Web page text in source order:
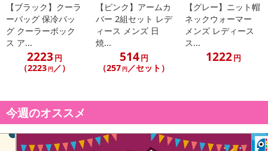
■その他共通および商品カテゴリー別注意事項（※必ずご確認くだ
さい）
【ブラック】クーラ
ーバッグ 保冷バッ
グ クーラーボック
ス ア...
2223円
（2223 円／）
【ピンク】アームカ
バー 2組セット レデ
ィース メンズ 日
焼...
514円
（257 円／セット）
【グレー】ニット帽
ネックウォーマー
メンズ レディース
ス...
1222円
今週のオススメ